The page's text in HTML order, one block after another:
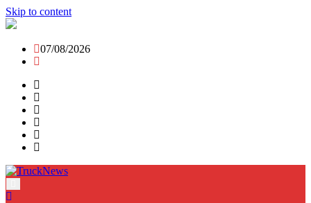
Skip to content
07/08/2026